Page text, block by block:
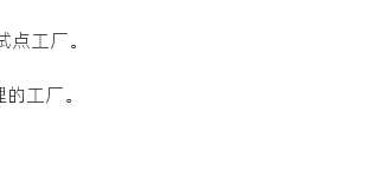
工厂。
工厂。